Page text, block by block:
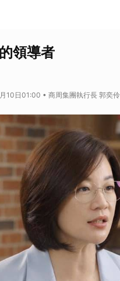
領導者
10日01:00 • 商周集團執行長 郭奕伶